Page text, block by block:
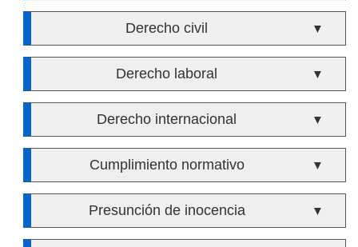
Derecho civil ▼
Derecho laboral ▼
Derecho internacional ▼
Cumplimiento normativo ▼
Presunción de inocencia ▼